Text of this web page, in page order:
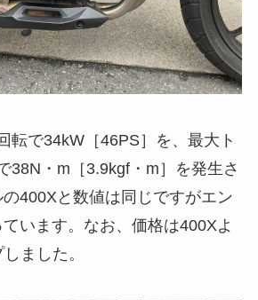
転で34kW［46PS］を、最大ト
38N・m［3.9kgf・m］を発生さ
400Xと数値は同じですがエン
います。なお、価格は400Xよ
ました。